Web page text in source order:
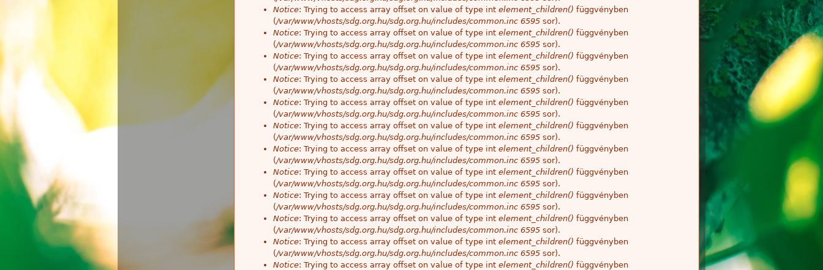
Notice: Trying to access array offset on value of type int element_children() függvényben
(/var/www/vhosts/sdg.org.hu/sdg.org.hu/includes/common.inc 6595 sor).
Notice: Trying to access array offset on value of type int element_children() függvényben
(/var/www/vhosts/sdg.org.hu/sdg.org.hu/includes/common.inc 6595 sor).
Notice: Trying to access array offset on value of type int element_children() függvényben
(/var/www/vhosts/sdg.org.hu/sdg.org.hu/includes/common.inc 6595 sor).
Notice: Trying to access array offset on value of type int element_children() függvényben
(/var/www/vhosts/sdg.org.hu/sdg.org.hu/includes/common.inc 6595 sor).
Notice: Trying to access array offset on value of type int element_children() függvényben
(/var/www/vhosts/sdg.org.hu/sdg.org.hu/includes/common.inc 6595 sor).
Notice: Trying to access array offset on value of type int element_children() függvényben
(/var/www/vhosts/sdg.org.hu/sdg.org.hu/includes/common.inc 6595 sor).
Notice: Trying to access array offset on value of type int element_children() függvényben
(/var/www/vhosts/sdg.org.hu/sdg.org.hu/includes/common.inc 6595 sor).
Notice: Trying to access array offset on value of type int element_children() függvényben
(/var/www/vhosts/sdg.org.hu/sdg.org.hu/includes/common.inc 6595 sor).
Notice: Trying to access array offset on value of type int element_children() függvényben
(/var/www/vhosts/sdg.org.hu/sdg.org.hu/includes/common.inc 6595 sor).
Notice: Trying to access array offset on value of type int element_children() függvényben
(/var/www/vhosts/sdg.org.hu/sdg.org.hu/includes/common.inc 6595 sor).
Notice: Trying to access array offset on value of type int element_children() függvényben
(/var/www/vhosts/sdg.org.hu/sdg.org.hu/includes/common.inc 6595 sor).
Notice: Trying to access array offset on value of type int element_children() függvényben